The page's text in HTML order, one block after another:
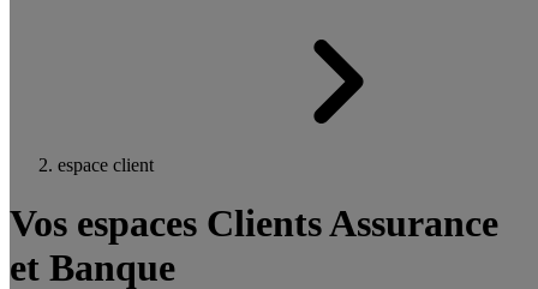
espace client
Vos espaces Clients Assurance
et Banque